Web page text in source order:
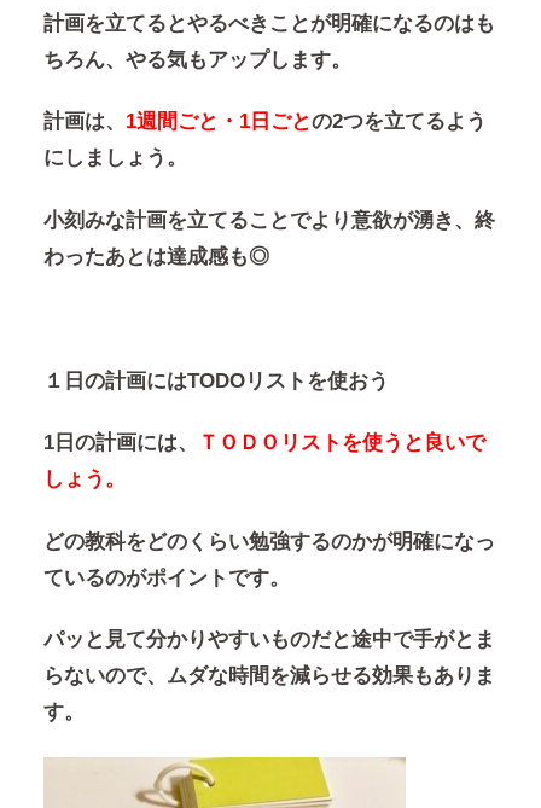
計画を立てるとやるべきことが明確になるのはも
ちろん、やる気もアップします。
計画は、 1週間ごと・1日ごとの2つを立てるよう
にしましょう。
小刻みな計画を立てることでより意欲が湧き、終
わったあとは達成感も◎
１日の計画にはTODOリストを使おう
1日の計画には、
ＴＯＤＯリストを使うと良いで
しょう。
どの教科をどのくらい勉強するのかが明確になっ
ているのがポイントです。
パッと見て分かりやすいものだと途中で手がとま
らないので、ムダな時間を減らせる効果もありま
す。